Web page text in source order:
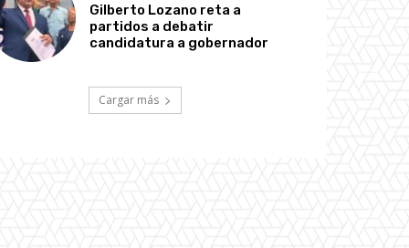
Gilberto Lozano reta a
partidos a debatir
candidatura a gobernador
Cargar más